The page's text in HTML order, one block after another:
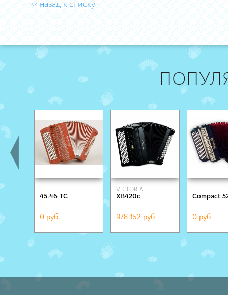
<< назад к списку
45.46 TC
0 руб.
VICTORIA
XB420c
978 152 руб.
Compact
0 руб.